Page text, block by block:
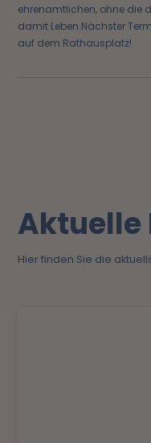
ehrenamtlichen, ohne die
damit Leben.Nächster
auf dem Rathausplatz!
Aktuelle
Hier finden Sie die